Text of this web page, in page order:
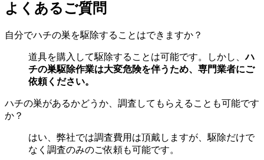
よくあるご質問
自分でハチの巣を駆除することはできますか？
道具を購入して駆除することは可能です。しかし、ハ
チの巣駆除作業は大変危険を伴うため、専門業者にご
依頼ください。
ハチの巣があるかどうか、調査してもらえることも可能です
か？
はい、弊社では調査費用は頂戴しますが、駆除だけで
なく調査のみのご依頼も可能です。